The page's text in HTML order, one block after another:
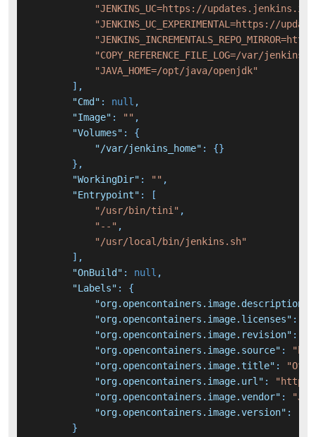
"JENKINS_UC=https://updates.jenkins.io"
"JENKINS_UC_EXPERIMENTAL=https://
"COPY_REFERENCE_FILE_LOG=/var/
"JAVA_HOME=/opt/java/openjdk"
] ,
"Cmd" : null ,
"Image" : "" ,
"Volumes" :
{
"/var/jenkins_home" : {}
} ,
"WorkingDir" : "" ,
"Entrypoint" :
[
"/usr/bin/tini" ,
"--" ,
"/usr/local/bin/jenkins.sh"
] ,
"OnBuild" : null ,
"Labels" :
{
"org.opencontainers.image.description"
"org.opencontainers.image.licenses" :
"org.opencontainers.image.revision" :
"org.opencontainers.image.source" :
"org.opencontainers.image.title" :
"org.opencontainers.image.url" :
"org.opencontainers.image.vendor" :
"org.opencontainers.image.version" :
}